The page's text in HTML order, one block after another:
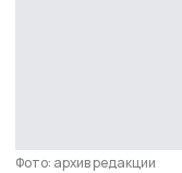
Фото: архив редакции